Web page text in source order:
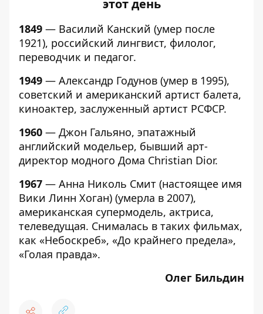
этот день
1849 — Василий Канский (умер после
1921), российский лингвист, филолог,
переводчик и педагог.
1949 — Александр Годунов (умер в 1995),
советский и американский артист балета,
киноактер, заслуженный артист РСФСР.
1960 — Джон Гальяно, эпатажный
английский модельер, бывший арт-
директор модного Дома Christian Dior.
1967 — Анна Николь Смит (настоящее имя
Вики Линн Хоган) (умерла в 2007),
американская супермодель, актриса,
телеведущая. Снималась в таких фильмах,
как «Небоскреб», «До крайнего предела»,
«Голая правда».
Олег Бильдин